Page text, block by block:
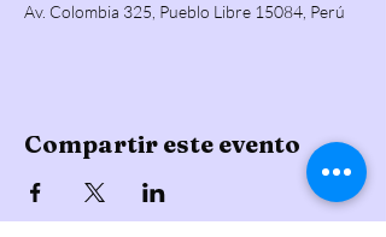
Av. Colombia 325, Pueblo Libre 15084, Perú
Compartir este evento